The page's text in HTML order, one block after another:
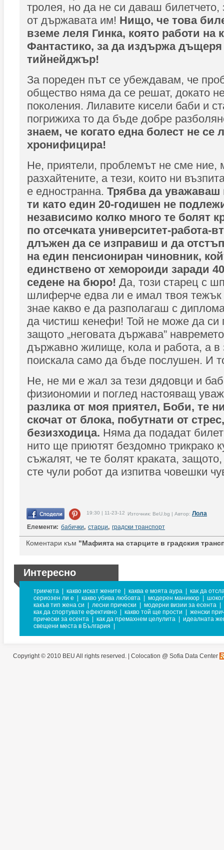
тролея, но да не си даваш
от държавата им! Нищо, че това
вземе леля Гинка, която работи на
Фантастико, за да издържа дъщеря
тийнейджър!
За пореден път се убеждавам, че
общество няма да се решат, докато
поколения. Лилавите кисели баби и
погрижиха то да бъде добре
знаем, че когато една болест не се
хронифицира!
Не, приятели, проблемът не сме ние,
разхайтените, а тези, които ни
е едностранна. Трябва да уважаваш
ти като един 20-годишен не
независимо колко много те болят
по отсечката университет-работа-
длъжен да се изправиш и да
на един пенсиониран чиновник,
единствено от хемороиди заради
седене на бюро! Да, този старец с
шлиферче едва ли е имал твоя
знае какво е да разполагаш с
да чистиш кенефи! Той не може да си
защото „неговата държава”
държавно жилище, кола и работа, а в
поискала само да бъде послушен. И
Не, не ми е жал за тези дядовци и
физиономии и поглед настояващ
разлика от моя приятел, Боби, те
скочат от блока, побутнати от
безизходица. Няма да подадат
нито ще приютят бездомно трикрако
съжалят, че те болят краката,
сте чули робот да изпитва човешки
19:30 | 11-23-12 Източник: BeU.bg | Автор: Лола
Елементи: бабички, старци, градски транспорт
Коментари към "Мафията на старците в градския
Интересно
трикчета какво искат жените каква е моята аура
как да
сериозен ли е
какво убива любовта модерен маникюр
какъв тип жена си
лесни прически модерни визии за есента
как да спортувате ефективно
какво той ще прости
женски
прически за есента
как да премахнем целулита
идеалната
свещени места в България
Copyright © 2010 BEU All rights reserved. | Colocation @ Sofia Data Center